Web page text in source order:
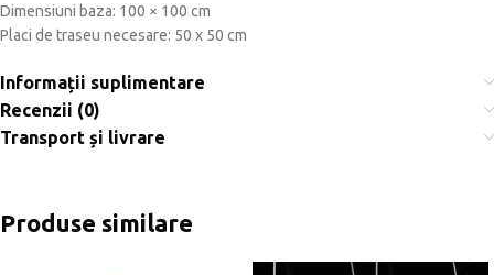
Dimensiuni baza: 100 × 100 cm
Placi de traseu necesare: 50 x 50 cm
Informații suplimentare
Recenzii (0)
Transport și livrare
Produse similare